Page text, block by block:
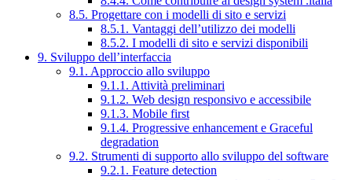
8.5. Progettare con i modelli di sito e servizi
8.5.1. Vantaggi dell’utilizzo dei modelli
8.5.2. I modelli di sito e servizi disponibili
9. Sviluppo dell’interfaccia
9.1. Approccio allo sviluppo
9.1.1. Attività preliminari
9.1.2. Web design responsivo e accessibile
9.1.3. Mobile first
9.1.4. Progressive enhancement e Graceful
degradation
9.2. Strumenti di supporto allo sviluppo del software
9.2.1. Feature detection